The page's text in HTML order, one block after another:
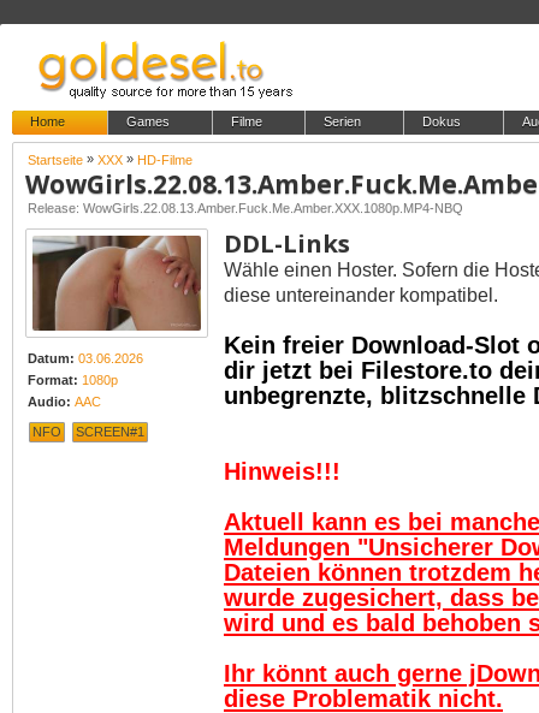
Home Games Filme Serien Dokus
Startseite » XXX » HD-Filme
Release: WowGirls.22.08.13.Amber.Fuck.Me.Amber.XXX.1080p.MP4-NBQ
Datum: 03.06.2026
Format: 1080p
Audio: AAC
NFO SCREEN#1
DDL-Links
Wähle einen Hoster. Sofern die
diese untereinander kompatibel.
Kein freier Download-Slot
dir jetzt bei Filestore.to
unbegrenzte, blitzschnelle
Hinweis!!!
Aktuell kann es bei
Meldungen "Unsicherer
Dateien können trotzdem
wurde zugesichert, dass
wird und es bald behoben
Ihr könnt auch gerne
diese Problematik nicht.